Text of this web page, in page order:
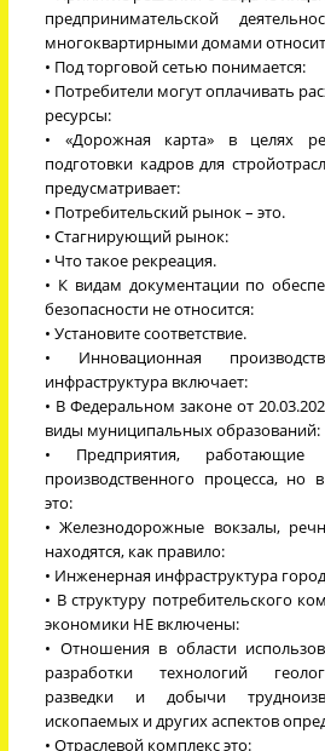
предпринимательской
многоквартирными домами
• Под торговой сетью понимается:
• Потребители могут оплачивать
ресурсы:
• «Дорожная карта» в целях
подготовки кадров для
предусматривает:
• Потребительский рынок – это.
• Стагнирующий рынок:
• Что такое рекреация.
• К видам документации по
безопасности не относится:
• Установите соответствие.
• Инновационная
инфраструктура включает:
• В Федеральном законе от
виды муниципальных образований:
• Предприятия,
производственного процесса, но
это:
• Железнодорожные вокзалы,
находятся, как правило:
• Инженерная инфраструктура
• В структуру потребительского
экономики НЕ включены:
• Отношения в области
разработки технологий
разведки и добычи
ископаемых и других аспектов
• Отраслевой комплекс это: